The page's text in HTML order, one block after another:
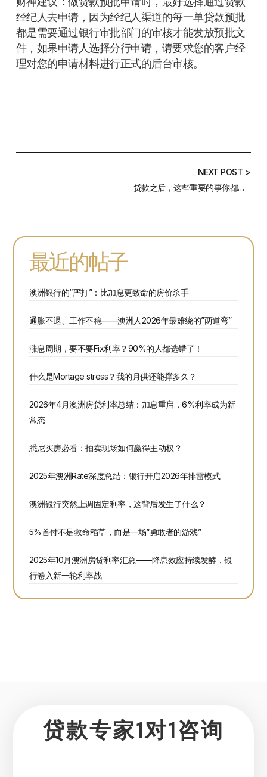
经纪人去申请，因为经纪人渠道的每一单贷款预批
都是需要通过银行审批部门的审核才能发放预批文
件，如果申请人选择分行申请，请要求您的客户经
理对您的申请材料进行正式的后台审核。
NEXT POST >
贷款之后，这些重要的事你都做了吗？
最近的帖子
澳洲银行的“严打”：比加息更致命的房价杀手
通胀不退、工作不稳——澳洲人2026年最难绕的”两道弯”
涨息周期，要不要Fix利率？90%的人都选错了！
什么是Mortage stress？我的月供还能撑多久？
2026年4月澳洲房贷利率总结：加息重启，6%利率成为新
常态
悉尼买房必看：拍卖现场如何赢得主动权？
2025年澳洲Rate深度总结：银行开启2026年排雷模式
澳洲银行突然上调固定利率，这背后发生了什么？
5%首付不是救命稻草，而是一场“勇敢者的游戏”
2025年10月澳洲房贷利率汇总——降息效应持续发酵，银
行卷入新一轮利率战
贷款专家1对1咨询